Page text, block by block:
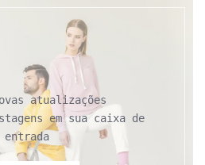
atualizações
em sua caixa de
entrada